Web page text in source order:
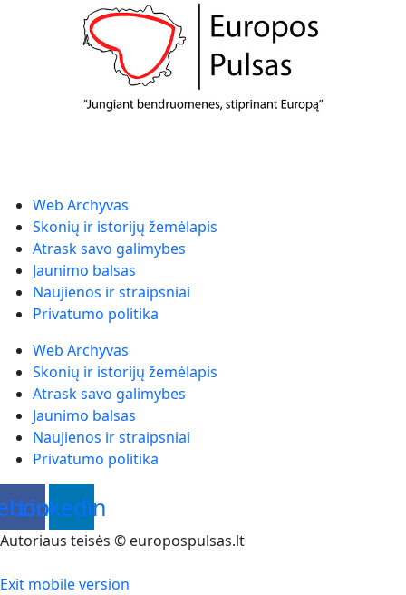
Web Archyvas
Skonių ir istorijų žemėlapis
Atrask savo galimybes
Jaunimo balsas
Naujienos ir straipsniai
Privatumo politika
Web Archyvas
Skonių ir istorijų žemėlapis
Atrask savo galimybes
Jaunimo balsas
Naujienos ir straipsniai
Privatumo politika
Linkedin
Autoriaus teisės © europospulsas.lt
Exit mobile version